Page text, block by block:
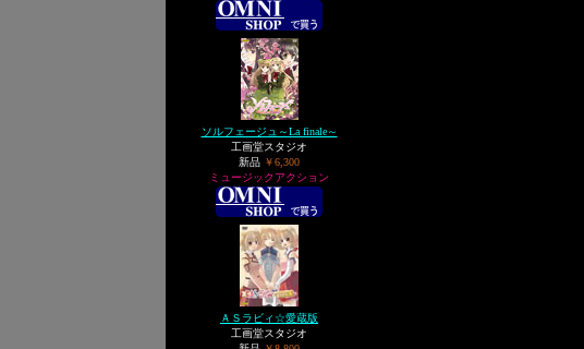
ソルフェージュ～La finale～
工画堂スタジオ
新品 ￥6,300
ミュージックアクション
ＡＳラビィ☆愛蔵版
工画堂スタジオ